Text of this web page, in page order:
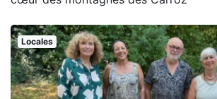
Locales